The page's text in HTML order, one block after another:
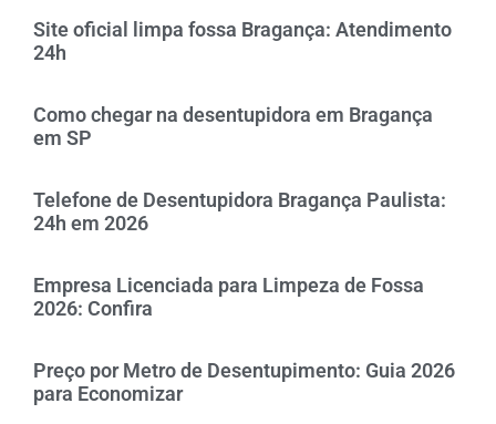
Site oficial limpa fossa Bragança: Atendimento
24h
Como chegar na desentupidora em Bragança
em SP
Telefone de Desentupidora Bragança Paulista:
24h em 2026
Empresa Licenciada para Limpeza de Fossa
2026: Confira
Preço por Metro de Desentupimento: Guia 2026
para Economizar